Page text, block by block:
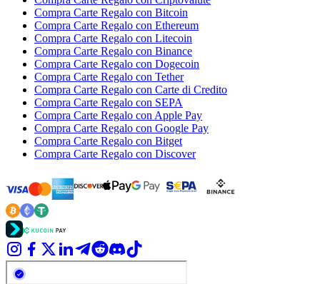
Compra Carte Regalo con Bitcoin
Compra Carte Regalo con Ethereum
Compra Carte Regalo con Litecoin
Compra Carte Regalo con Binance
Compra Carte Regalo con Dogecoin
Compra Carte Regalo con Tether
Compra Carte Regalo con Carte di Credito
Compra Carte Regalo con SEPA
Compra Carte Regalo con Apple Pay
Compra Carte Regalo con Google Pay
Compra Carte Regalo con Bitget
Compra Carte Regalo con Discover